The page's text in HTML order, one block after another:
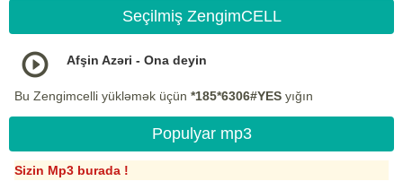
Seçilmiş ZengimCELL
Afşin Azəri - Ona deyin
Bu Zengimcelli yükləmək üçün *185*6306#YES yığın
Populyar mp3
Sizin Mp3 burada !